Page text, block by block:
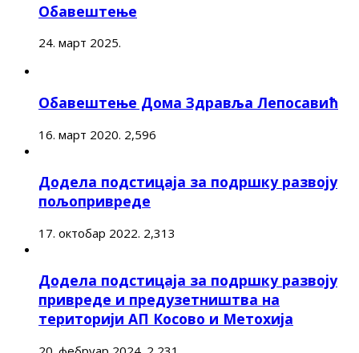
Обавештење
24. март 2025.
Обавештење Дома Здравља Лепосавић
16. март 2020. 2,596
Додела подстицаја за подршку развоју
пољопривреде
17. октобар 2022. 2,313
Додела подстицаја за подршку развоју
привреде и предузетништва на
територији АП Косово и Метохија